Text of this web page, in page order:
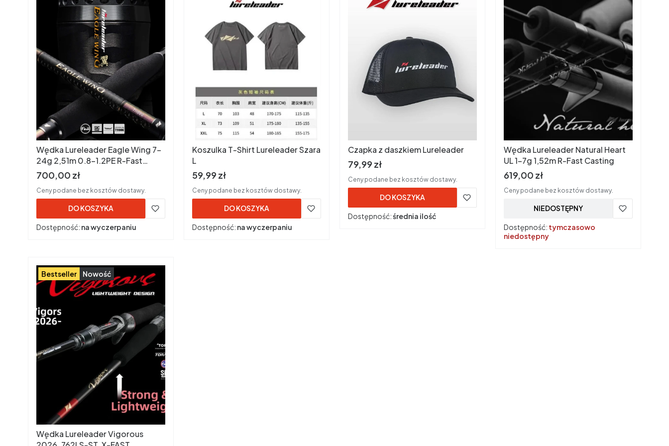
Wędka Lureleader Eagle Wing 7-
24g 2,51m 0.8-1.2PE R-Fast
Spinning
Cena brutto
700,00 zł
Ceny podane bez kosztów dostawy.
DO KOSZYKA
Dostępność: na wyczerpaniu
Koszulka T-Shirt Lureleader Szara
L
Cena brutto
59,99 zł
Ceny podane bez kosztów dostawy.
DO KOSZYKA
Dostępność: na wyczerpaniu
Czapka z daszkiem Lureleader
Cena brutto
79,99 zł
Ceny podane bez kosztów dostawy.
DO KOSZYKA
Dostępność:średnia ilość
Wędka Lureleader Natural Heart
UL 1-7g 1,52m R-Fast Casting
Cena brutto
619,00 zł
Ceny podane bez kosztów dostawy.
NIEDOSTĘPNY
Dostępność: tymczasowo
niedostępny
Bestseller Nowość
Wędka Lureleader Vigorous